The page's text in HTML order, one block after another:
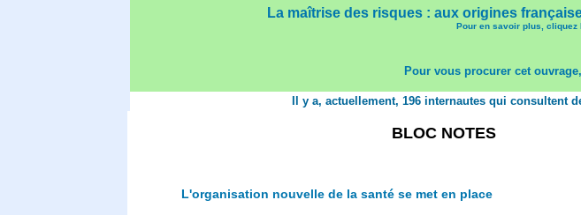
La maîtrise des risques : aux origines
Pour en savoir plus, cliquez
Pour vous procurer cet
Il y a, actuellement, 196 internautes qui consultent
BLOC NOTES
L'organisation nouvelle de la santé se met en place